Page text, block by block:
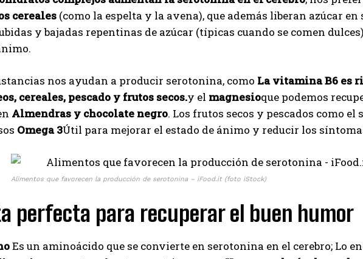
I've read and accept thePrivacy Policy.
cereales (como la espelta y la avena), que además liberan azúcar
y bajadas repentinas de azúcar (típicas cuando se comen
nos ayudan a producir serotonina, como La vitamina B6 es
cereales, pescado y frutos secos.y el magnesioque podemos
Almendras y chocolate negro. Los frutos secos y pescados como
Omega 3Útil para mejorar el estado de ánimo y reducir los
Alimentos que favorecen la producción de serotonina – iFood.it (foto iStock)
perfecta para recuperar el buen humor
Es un aminoácido que se convierte en serotonina en el cerebro; Lo